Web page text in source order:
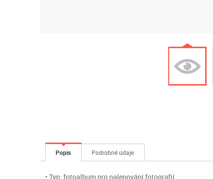
Popis Podrobné údaje
• Typ: fotoalbum pro nalepování fotografií